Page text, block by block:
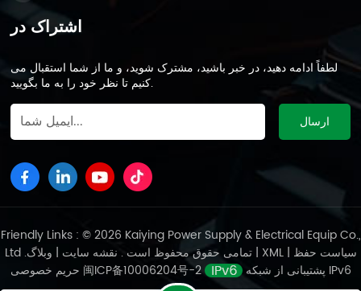
اشتراک در
لطفاً ادامه دهید، در خبر باشید، مشترک شوید، و ما از شما استقبال می
کنیم تا نظر خود را به ما بگویید.
Friendly Links : © 2026 Kaiying Power Supply & Electrical Equip Co.,
Ltd .تمامی حقوق محفوظ است . نقشه سایت | وبلاگ | XML| سیاست حفظ
حریم خصوصی 闽ICP备10006204号-2 پشتیبانی از شبکه IPv6